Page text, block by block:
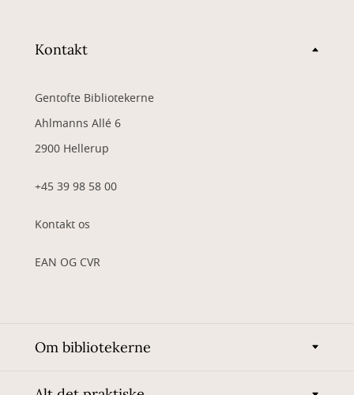
Kontakt
Gentofte Bibliotekerne
Ahlmanns Allé 6
2900 Hellerup
+45 39 98 58 00
Kontakt os
EAN OG CVR
Om bibliotekerne